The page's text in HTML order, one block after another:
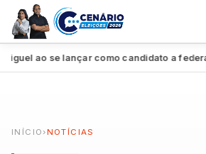
ao se lançar como candidato a federal●
INÍCIO › NOTÍCIAS